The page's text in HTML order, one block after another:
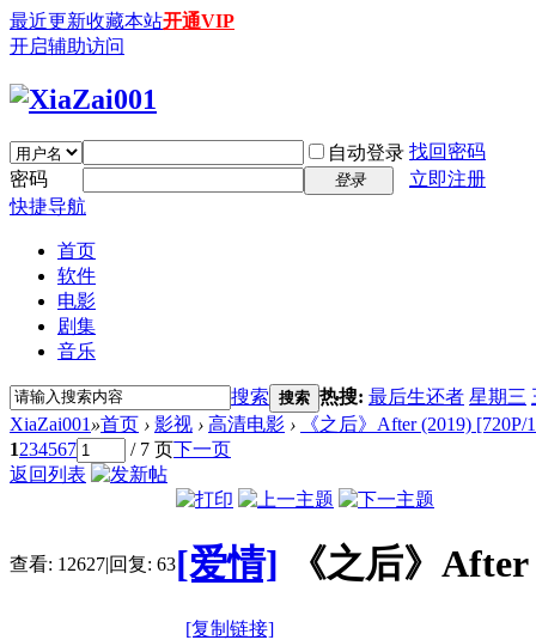
最近更新收藏本站开通VIP
开启辅助访问
自动登录 找回密码
密码
登录
立即注册
快捷导航
首页
软件
电影
剧集
音乐
搜索 搜索 热搜: 最后生还者 星期三
XiaZai001 »首页 › 影视 › 高清电影 ›
《之后》After (2019) [720P/
1234567 / 7 页下一页
返回列表
查看: 12627|回复: 63[爱情] 《之后》
[复制链接]